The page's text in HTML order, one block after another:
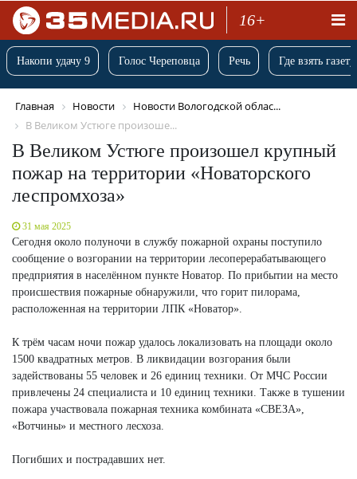
16+
Накопи удачу 9 Голос Череповца Речь Где взять
Главная Новости
Новости Вологодской облас...
В Великом Устюге произоше...
В Великом Устюге произошел крупный
пожар на территории «Новаторского
леспромхоза»
31 мая 2025
Сегодня около полуночи в службу пожарной охраны поступило
сообщение о возгорании на территории лесоперерабатывающего
предприятия в населённом пункте Новатор. По прибытии на место
происшествия пожарные обнаружили, что горит пилорама,
расположенная на территории ЛПК «Новатор».
К трём часам ночи пожар удалось локализовать на площади около
1500 квадратных метров. В ликвидации возгорания были
задействованы 55 человек и 26 единиц техники. От МЧС России
привлечены 24 специалиста и 10 единиц техники. Также в тушении
пожара участвовала пожарная техника комбината «СВЕЗА»,
«Вотчины» и местного лесхоза.
Погибших и пострадавших нет.